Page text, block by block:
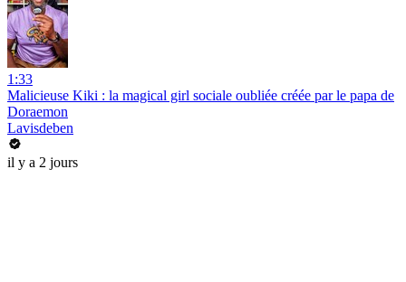
1:33
Malicieuse Kiki : la magical girl sociale oubliée créée par le papa de
Doraemon
Lavisdeben
il y a 2 jours